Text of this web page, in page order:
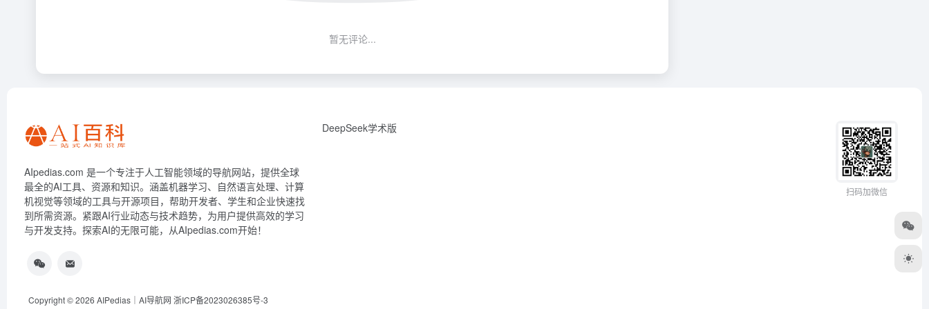
暂无评论...
AIpedias.com 是一个专注于人工智能领域的导航网站，提供全球
最全的AI工具、资源和知识。涵盖机器学习、自然语言处理、计算
机视觉等领域的工具与开源项目，帮助开发者、学生和企业快速找
到所需资源。紧跟AI行业动态与技术趋势，为用户提供高效的学习
与开发支持。探索AI的无限可能，从AIpedias.com开始！
DeepSeek学术版
扫码加微信
Copyright © 2026 AIPedias｜AI导航网 浙ICP备2023026385号-3